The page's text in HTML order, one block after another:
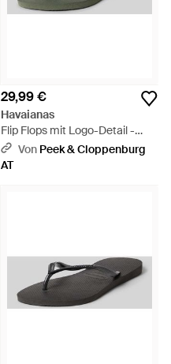
29,99 €
Havaianas
Flip Flops mit Logo-Detail -
GrauVon Peek & Cloppenburg
AT